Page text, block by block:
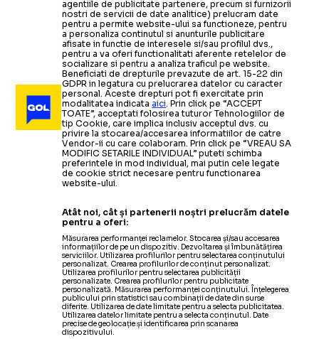
agentiile de publicitate partenere, precum si furnizorii
nostri de servicii de date analitice) prelucram date
pentru a permite website-ului sa functioneze, pentru
a personaliza continutul si anunturile publicitare
afisate in functie de interesele si/sau profilul dvs.,
pentru a va oferi functionalitati aferente retelelor de
socializare si pentru a analiza traficul pe website.
Beneficiati de drepturile prevazute de art. 15-22 din
GDPR in legatura cu prelucrarea datelor cu caracter
personal. Aceste drepturi pot fi exercitate prin
modalitatea indicataaici. Prin click pe “ACCEPT
TOATE”, acceptati folosirea tuturor Tehnologiilor de
tip Cookie, care implica inclusiv acceptul dvs. cu
privire la stocarea/accesarea informatiilor de catre
Vendor-ii cu care colaboram. Prin click pe “VREAU SA
MODIFIC SETARILE INDIVIDUAL” puteti schimba
preferintele in mod individual, mai putin cele legate
de cookie strict necesare pentru functionarea
website-ului.
Atât noi, cât și partenerii noștri prelucrăm datele
pentru a oferi:
Măsurarea performanței reclamelor. Stocarea și/sau accesarea
informațiilor de pe un dispozitiv. Dezvoltarea și îmbunătățirea
serviciilor. Utilizarea profilurilor pentru selectarea conținutului
personalizat. Crearea profilurilor de conținut personalizat.
Utilizarea profilurilor pentru selectarea publicității
personalizate. Crearea profilurilor pentru publicitate
personalizată. Măsurarea performanței conținutului. Înțelegerea
publicului prin statistici sau combinații de date din surse
diferite. Utilizarea de date limitate pentru a selecta publicitatea.
Utilizarea datelor limitate pentru a selecta conținutul. Date
precise de geolocație și identificarea prin scanarea
dispozitivului.